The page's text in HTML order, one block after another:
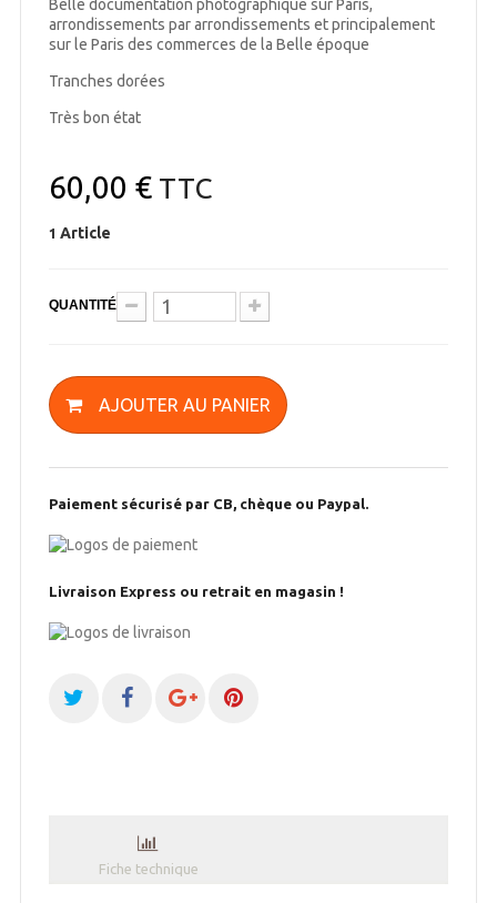
Belle documentation photographique sur Paris,
arrondissements par arrondissements et principalement
sur le Paris des commerces de la Belle époque
Tranches dorées
Très bon état
60,00 €TTC
1 Article
QUANTITÉ
AJOUTER AU PANIER
Paiement sécurisé par CB, chèque ou Paypal.
Livraison Express ou retrait en magasin !
Fiche technique